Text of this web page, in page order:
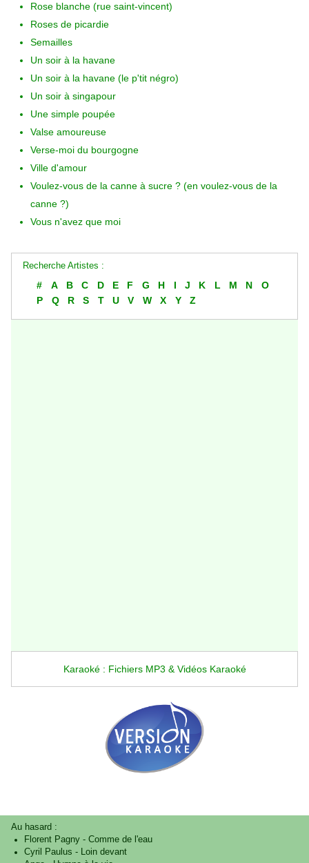
Rose blanche (rue saint-vincent)
Roses de picardie
Semailles
Un soir à la havane
Un soir à la havane (le p'tit négro)
Un soir à singapour
Une simple poupée
Valse amoureuse
Verse-moi du bourgogne
Ville d'amour
Voulez-vous de la canne à sucre ? (en voulez-vous de la
canne ?)
Vous n'avez que moi
Recherche Artistes :
# A B C D E F G H I J K L M N
O
P
Q R S T U V W X Y Z
Karaoké : Fichiers MP3 & Vidéos Karaoké
Au hasard :
Florent Pagny- Comme de l'eau
Cyril Paulus - Loin devant